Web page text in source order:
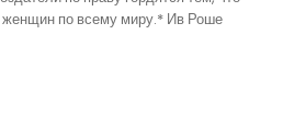
по всему миру.* Ив Роше